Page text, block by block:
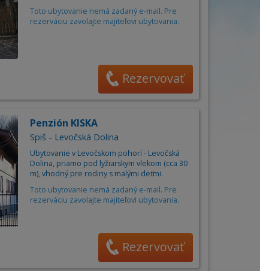
Cena za osobu/noc od
Toto ubytovanie nemá zadaný e-mail. Pre
rezerváciu zavolajte majiteľovi ubytovania.
Rezervovať
Penzión KISKA
Spiš - Levočská Dolina
Ubytovanie v Levočskom pohorí - Levočská
Dolina, priamo pod lyžiarskym vlekom (cca 30
m), vhodný pre rodiny s malými deťmi.
Toto ubytovanie nemá zadaný e-mail. Pre
rezerváciu zavolajte majiteľovi ubytovania.
Rezervovať